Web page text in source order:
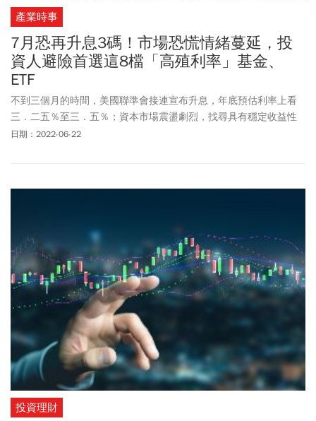
產業時事
7月恐再升息3碼！市場恐慌情緒蔓延，投
資人避險首選這8檔「高殖利率」基金、
ETF
不到三個月的時間，美國聯準會接連宣布升息，年底預估利率上看
三．二五％至三．五％；資本市場震盪劇烈，找尋具有穩定收益性
質的工具，可望成為投資人資金布局的新方向。
日期：2022-06-22
投資理財